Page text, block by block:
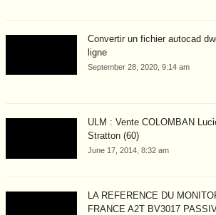
Convertir un fichier autocad
ligne
September 28, 2020, 9:14 am
ULM : Vente COLOMBAN
Stratton (60)
June 17, 2014, 8:32 am
LA REFERENCE DU
FRANCE A2T BV3017